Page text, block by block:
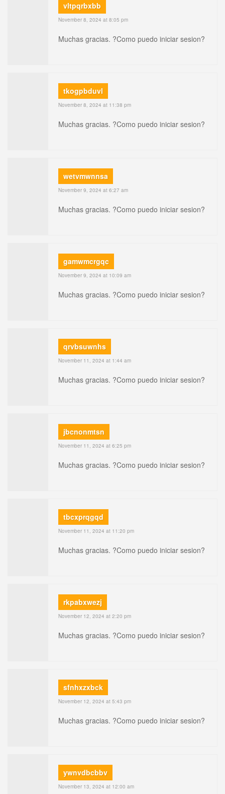
vltpqrbxbb
November 8, 2024 at 8:05 pm
Muchas gracias. ?Como puedo iniciar sesion?
tkogpbduvl
November 8, 2024 at 11:38 pm
Muchas gracias. ?Como puedo iniciar sesion?
wetvmwnnsa
November 9, 2024 at 6:27 am
Muchas gracias. ?Como puedo iniciar sesion?
gamwmcrgqc
November 9, 2024 at 10:09 am
Muchas gracias. ?Como puedo iniciar sesion?
qrvbsuwnhs
November 11, 2024 at 1:44 am
Muchas gracias. ?Como puedo iniciar sesion?
jbcnonmtsn
November 11, 2024 at 6:25 pm
Muchas gracias. ?Como puedo iniciar sesion?
tbcxprqgqd
November 11, 2024 at 11:20 pm
Muchas gracias. ?Como puedo iniciar sesion?
rkpabxwezj
November 12, 2024 at 2:20 pm
Muchas gracias. ?Como puedo iniciar sesion?
sfnhxzxbck
November 12, 2024 at 5:43 pm
Muchas gracias. ?Como puedo iniciar sesion?
ywnvdbcbbv
November 13, 2024 at 12:00 am